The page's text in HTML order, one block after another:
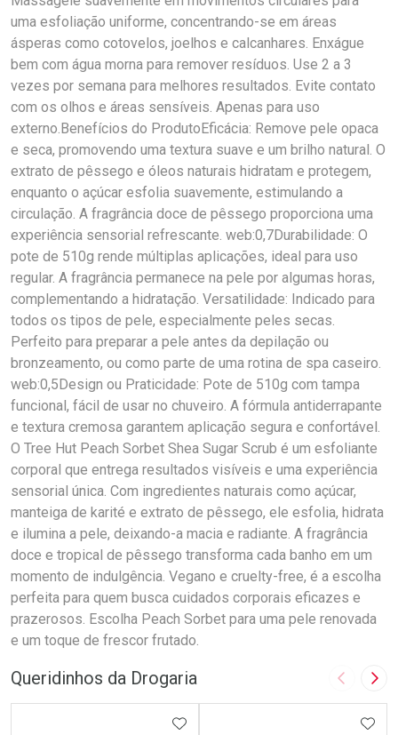
uma esfoliação uniforme, concentrando-se em áreas
ásperas como cotovelos, joelhos e calcanhares. Enxágue
bem com água morna para remover resíduos. Use 2 a 3
vezes por semana para melhores resultados. Evite contato
com os olhos e áreas sensíveis. Apenas para uso
externo.Benefícios do ProdutoEficácia: Remove pele opaca
e seca, promovendo uma textura suave e um brilho natural. O
extrato de pêssego e óleos naturais hidratam e protegem,
enquanto o açúcar esfolia suavemente, estimulando a
circulação. A fragrância doce de pêssego proporciona uma
experiência sensorial refrescante. web:0,7Durabilidade: O
pote de 510g rende múltiplas aplicações, ideal para uso
regular. A fragrância permanece na pele por algumas horas,
complementando a hidratação. Versatilidade: Indicado para
todos os tipos de pele, especialmente peles secas.
Perfeito para preparar a pele antes da depilação ou
bronzeamento, ou como parte de uma rotina de spa caseiro.
web:0,5Design ou Praticidade: Pote de 510g com tampa
funcional, fácil de usar no chuveiro. A fórmula antiderrapante
e textura cremosa garantem aplicação segura e confortável.
O Tree Hut Peach Sorbet Shea Sugar Scrub é um esfoliante
corporal que entrega resultados visíveis e uma experiência
sensorial única. Com ingredientes naturais como açúcar,
manteiga de karité e extrato de pêssego, ele esfolia, hidrata
e ilumina a pele, deixando-a macia e radiante. A fragrância
doce e tropical de pêssego transforma cada banho em um
momento de indulgência. Vegano e cruelty-free, é a escolha
perfeita para quem busca cuidados corporais eficazes e
prazerosos. Escolha Peach Sorbet para uma pele renovada
e um toque de frescor frutado.
Queridinhos da Drogaria Imagem
ADICIONAR AOS FAVORITOS